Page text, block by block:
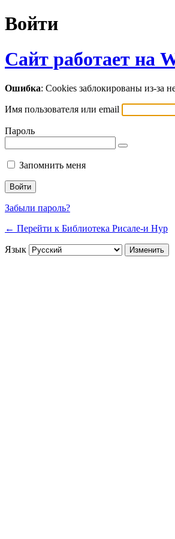
Войти
Сайт работает на
Ошибка: Cookies заблокированы из-за
Имя пользователя или email
Пароль
Запомнить меня
Забыли пароль?
← Перейти к Библиотека Рисале-и Нур
Язык